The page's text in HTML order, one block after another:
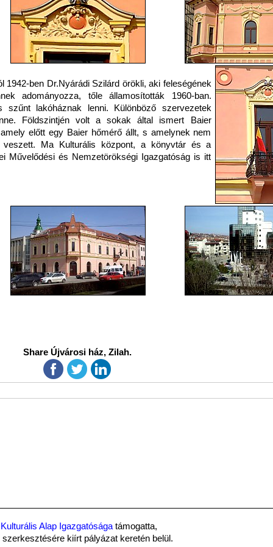
1942-ben Dr.Nyárádi Szilárd örökli, aki feleségének
adományozza, tőle államosították 1960-ban.
lakóháznak lenni. Különböző szervezetek
Földszintjén volt a sokak által ismert Baier
előtt egy Baier hőmérő állt, s amelynek nem
veszett. Ma Kulturális központ, a könyvtár és a
Művelődési és Nemzetörökségi Igazgatóság is itt
Share Újvárosi ház, Zilah.
Alap Igazgatóságatámogatta,
kiírt pályázat keretén belül.